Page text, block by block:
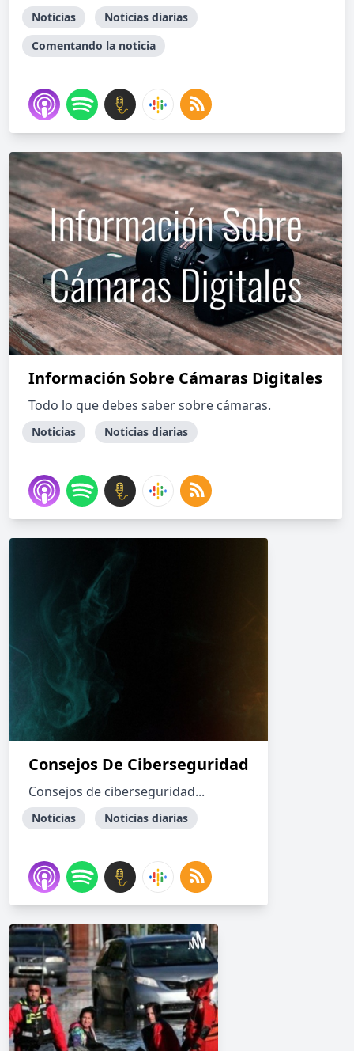
Noticias
Noticias diarias
Comentando la noticia
Información Sobre Cámaras Digitales
Todo lo que debes saber sobre cámaras.
Noticias Noticias diarias
Consejos De Ciberseguridad
Consejos de ciberseguridad...
Noticias Noticias diarias